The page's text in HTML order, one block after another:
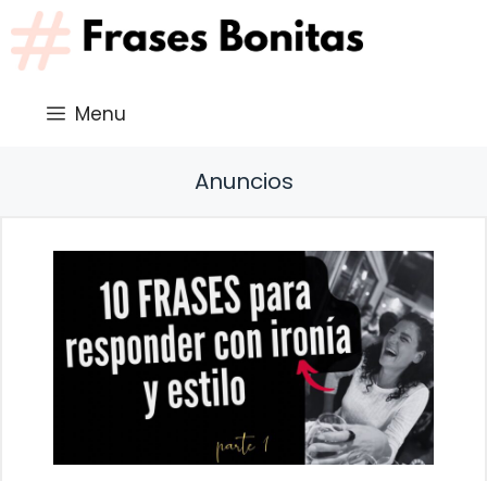
Saltar
al
contenido
Menu
Anuncios